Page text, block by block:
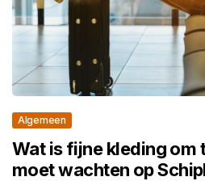
Algemeen
Wat is fijne kleding om
moet wachten op